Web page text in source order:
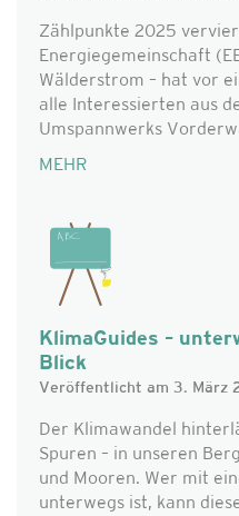
Zählpunkte 2025
Energiegemeinschaft
Wälderstrom – hat vor
alle Interessierten aus
Umspannwerks
MEHR
KlimaGuides –
Blick
Veröffentlicht am 3. März
Der Klimawandel
Spuren – in unseren
und Mooren. Wer mit
unterwegs ist, kann